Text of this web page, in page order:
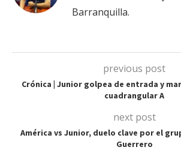
Barranquilla.
previous post
Crónica | Junior golpea de entrada y
cuadrangular A
next post
América vs Junior, duelo clave por el
Guerrero